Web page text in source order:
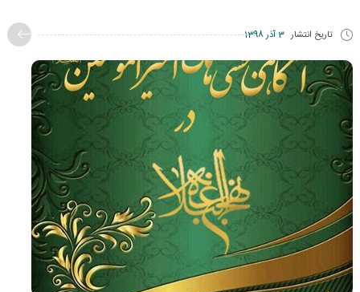
تاریخ انتشار 3 آذر 1398